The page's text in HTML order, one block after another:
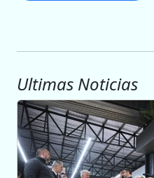
Ultimas Noticias